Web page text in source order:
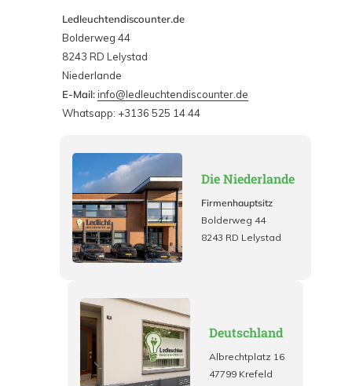
Ledleuchtendiscounter.de
Bolderweg 44
8243 RD Lelystad
Niederlande
E-Mail:info@ledleuchtendiscounter.de
Whatsapp: +3136 525 14 44
Die Niederlande
Firmenhauptsitz
Bolderweg 44
8243 RD Lelystad
Deutschland
Albrechtplatz 16
47799 Krefeld